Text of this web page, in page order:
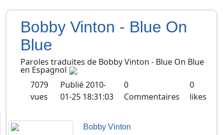
Bobby Vinton - Blue On
Blue
Paroles traduites de Bobby Vinton - Blue On Blue
en Espagnol
7079
vues
Publié2010-
01-25 18:31:03
0
Commentaires
0
likes
Bobby Vinton